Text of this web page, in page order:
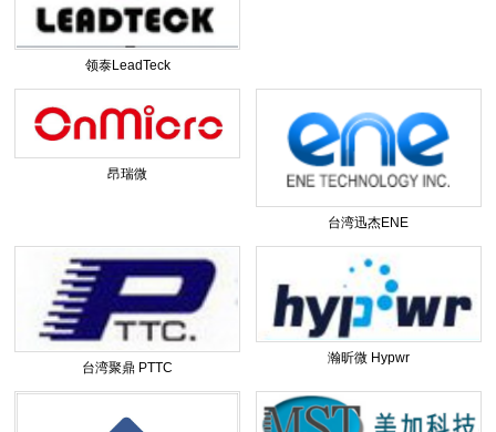
领泰LeadTeck
昂瑞微
台湾迅杰ENE
台湾聚鼎 PTTC
瀚昕微 Hypwr